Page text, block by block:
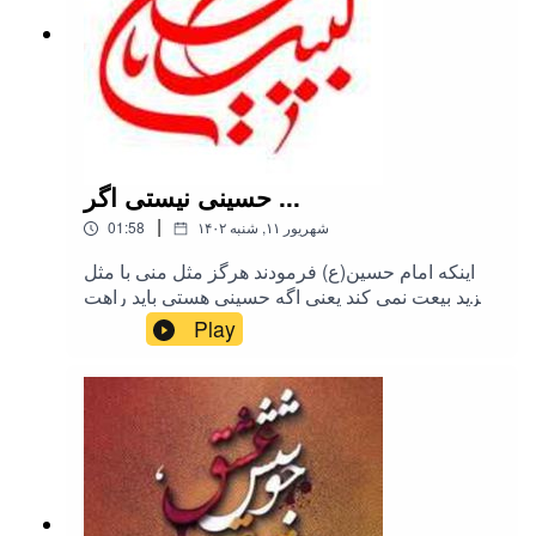
حسینی نیستی اگر ...
01:58 | ۱۴۰۲ شهریور ۱۱, شنبه
اینکه امام حسین(ع) فرمودند هرگز مثل منی با مثل
یزید بیعت نمی کند یعنی اگه حسینی هستی باید راهت
رو از راه آمریکا و اسرائیل و استکبار جدا کنی وگرنه
صدبارم اربعین پیاده بری، بازم‌حسینی‌ نیستی.لطفا این
فایل صوتی را با یکی از دوستاتون هم به اشتراک
بگذارید.مأخذ ویدیویی این فایل صوتی در پیام رسان
#رحیم_پور_ازغدی #اسلام #اربعین #امام_حسین
#عاشورا #کربلا
Play